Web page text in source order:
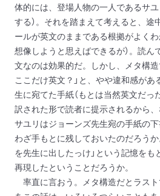
体的には、登場人物の一人であるサ
する）。それを踏まえて考えると、途
ールが英文のままである根拠がよく
想像しようと思えばできるが）。読
文なのは効果的だ。しかし、メタ構
ここだけ英文？」と、やや違和感が
生に宛てた手紙（もとは当然英文だっ
訳された形で読者に提示されるから、
サユリはジョーンズ先生宛の手紙の
わざ手もとに残しておいたのだろう
を先生に出したっけ」という記憶を
再現したということだろうか。
率直に言おう。メタ構造だとラスト